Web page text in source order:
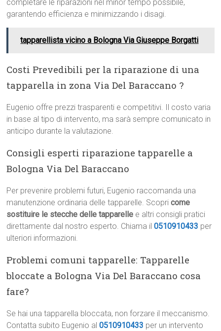
completare le riparazioni nel minor tempo possibile,
garantendo efficienza e minimizzando i disagi.
tapparellista vicino a Bologna Via Giuseppe Borgatti
Costi Prevedibili per la riparazione di una
tapparella in zona Via Del Baraccano ?
Eugenio offre prezzi trasparenti e competitivi. Il costo varia
in base al tipo di intervento, ma sarà sempre comunicato in
anticipo durante la valutazione.
Consigli esperti riparazione tapparelle a
Bologna Via Del Baraccano
Per prevenire problemi futuri, Eugenio raccomanda una
manutenzione ordinaria delle tapparelle. Scopricome
sostituire le stecche delle tapparelle e altri consigli pratici
direttamente dal nostro esperto. Chiama il0510910433 per
ulteriori informazioni.
Problemi comuni tapparelle: Tapparelle
bloccate a Bologna Via Del Baraccano cosa
fare?
Se hai una tapparella bloccata, non forzare il meccanismo.
Contatta subito Eugenio al0510910433 per un intervento